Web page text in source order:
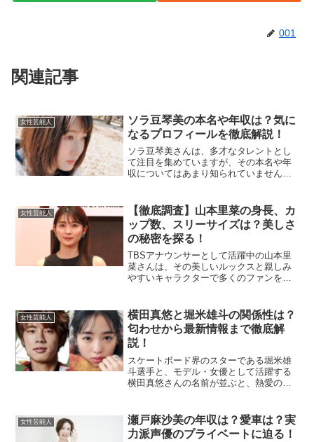
001
関連記事
女性芸能人
ソラ豆琴美の本名や年収は？気に
なるプロフィールを徹底解説！
ソラ豆琴美さんは、多才なタレントとし
て注目を集めていますが、その本名や年
収についてはあまり知られていません。
ます。ソラ豆琴美の本名は？ソラ豆琴美
さんは芸名で活動されてい...
女性芸能人
【徹底調査】山本里菜の身長、カ
ップ数、スリーサイズは？美しさ
の秘密を探る！
TBSアナウンサーとして活躍中の山本里
菜さんは、その美しいルックスと親しみ
やすいキャラクターで多くのファンを魅
に特化し、彼女のスタイルや魅力に迫り
ます！山本里菜の身長は...
女性芸能人
横田真悠と堀米雄斗の関係性は？
匂わせから最新情報まで徹底解
説！
スケートボード界のスターである堀米雄
斗選手と、モデル・女優として活躍する
横田真悠さんの名前が並ぶと、熱愛の噂
去の匂わせや現在の状況まで詳しく解説
します。横田真悠と堀...
女性芸能人
瀬戸麻沙美の年収は？愛車は？実
力派声優のプライベートに迫る！